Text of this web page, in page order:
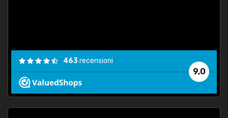
9,0
463recensioni